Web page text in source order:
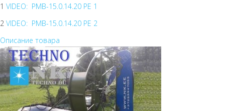
1 VIDEO: PMB-15.0.14.20 PE 1
2 VIDEO: PMB-15.0.14.20 PE 2
Описание товара